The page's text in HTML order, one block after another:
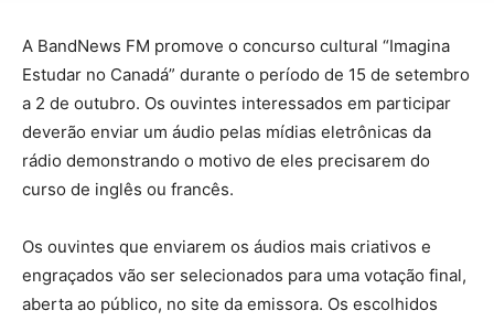
A BandNews FM promove o concurso cultural “Imagina
Estudar no Canadá” durante o período de 15 de setembro
a 2 de outubro. Os ouvintes interessados em participar
deverão enviar um áudio pelas mídias eletrônicas da
rádio demonstrando o motivo de eles precisarem do
curso de inglês ou francês.
Os ouvintes que enviarem os áudios mais criativos e
engraçados vão ser selecionados para uma votação final,
aberta ao público, no site da emissora. Os escolhidos